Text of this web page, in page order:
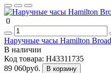
0
Наручные часы Hamilton
В наличии
Код товара: H43311735
89 060руб.
В корзину